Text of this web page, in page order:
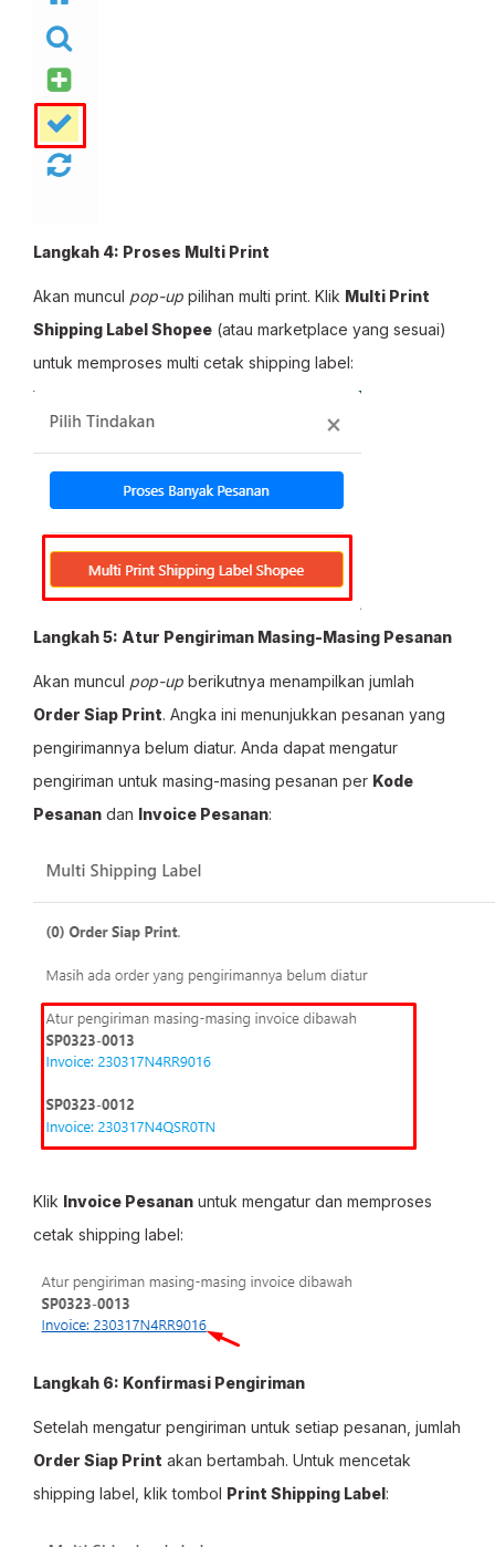
Langkah 4: Proses Multi Print
Akan muncul pop-up pilihan multi print. Klik Multi Print
Shipping Label Shopee (atau marketplace yang sesuai)
untuk memproses multi cetak shipping label:
Langkah 5: Atur Pengiriman Masing-Masing Pesanan
Akan muncul pop-up berikutnya menampilkan jumlah
Order Siap Print. Angka ini menunjukkan pesanan yang
pengirimannya belum diatur. Anda dapat mengatur
pengiriman untuk masing-masing pesanan per Kode
Pesanan dan Invoice Pesanan:
Klik Invoice Pesanan untuk mengatur dan memproses
cetak shipping label:
Langkah 6: Konfirmasi Pengiriman
Setelah mengatur pengiriman untuk setiap pesanan, jumlah
Order Siap Print akan bertambah. Untuk mencetak
shipping label, klik tombol Print Shipping Label: